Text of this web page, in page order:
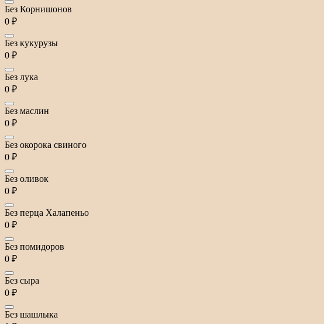
Без Корнишонов
0 ₽
Без кукурузы
0 ₽
Без лука
0 ₽
Без маслин
0 ₽
Без окорока свиного
0 ₽
Без оливок
0 ₽
Без перца Халапеньо
0 ₽
Без помидоров
0 ₽
Без сыра
0 ₽
Без шашлыка